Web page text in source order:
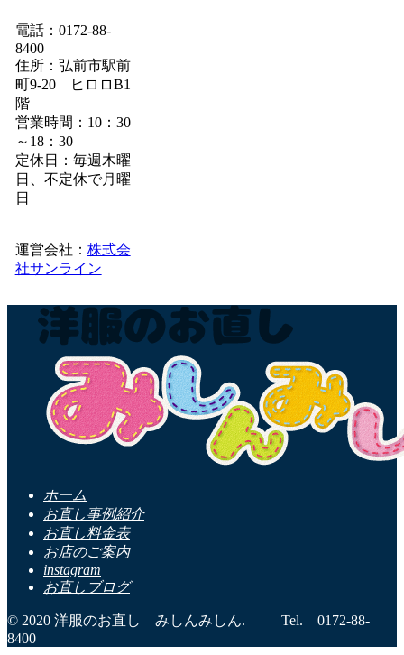
電話：0172-88-
8400
住所：弘前市駅前
町9-20 ヒロロB1
階
営業時間：10：30
～18：30
定休日：毎週木曜
日、不定休で月曜
日
運営会社： 株式会
社サンライン
ホーム
お直し事例紹介
お直し料金表
お店のご案内
instagram
お直しブログ
© 2020 洋服のお直し みしんみしん. Tel. 0172-88-
8400